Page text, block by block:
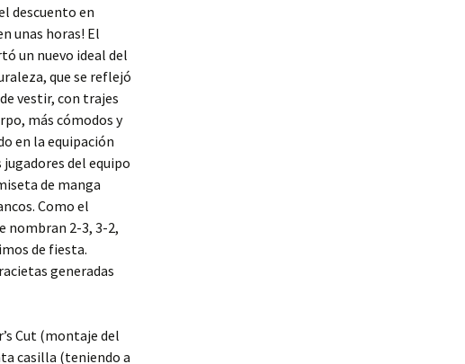
descuento en
unas horas! El
un nuevo ideal del
que se reflejó
vestir, con trajes
más cómodos y
en la equipación
del equipo
de manga
Como el
nombran 2-3, 3-2,
de fiesta.
generadas
Cut (montaje del
casilla (teniendo a